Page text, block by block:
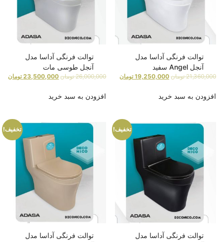
توالت فرنگی آداسا مدل
آنجل Angel سفید
21,360,000 تومان 19,250,000 تومان
افزودن به سبد خرید
توالت فرنگی آداسا مدل
آنجل طوسی مات
26,000,000 تومان 23,500,000 تومان
افزودن به سبد خرید
تخفیف!
توالت فرنگی آداسا مدل
تخفیف!
توالت فرنگی آداسا مدل